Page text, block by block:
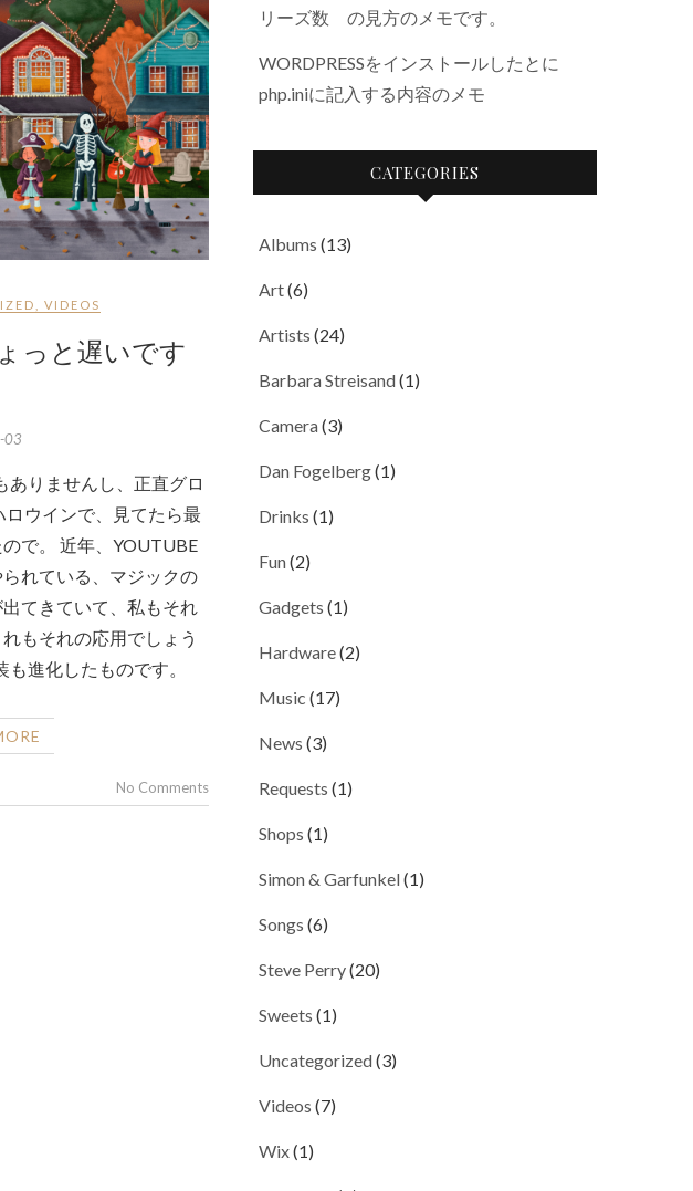
VIDEOS
っと遅いです
03
ありませんし、正直グロ
ウインで、見てたら最
で。 近年、YOUTUBE
れている、マジックの
てきていて、私もそれ
もそれの応用でしょう
進化したものです。
No Comments
リーズ数 の見方のメモです。
WORDPRESSをインストールしたとに
php.iniに記入する内容のメモ
CATEGORIES
Albums (13)
Art(6)
Artists (24)
Barbara Streisand(1)
Camera(3)
Dan Fogelberg(1)
Drinks (1)
Fun(2)
Gadgets (1)
Hardware(2)
Music (17)
News (3)
Requests (1)
Shops (1)
Simon & Garfunkel(1)
Songs (6)
Steve Perry(20)
Sweets (1)
Uncategorized(3)
Videos (7)
Wix(1)